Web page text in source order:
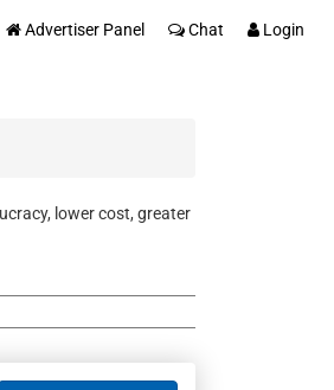
Advertiser Panel Chat Login
lower cost, greater